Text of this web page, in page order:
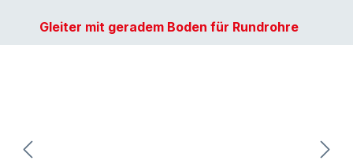
Gleiter mit geradem Boden für Rundrohre